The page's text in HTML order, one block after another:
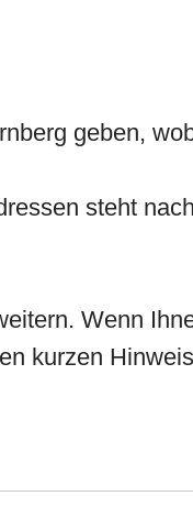
geben,
steht
Wenn
kurzen